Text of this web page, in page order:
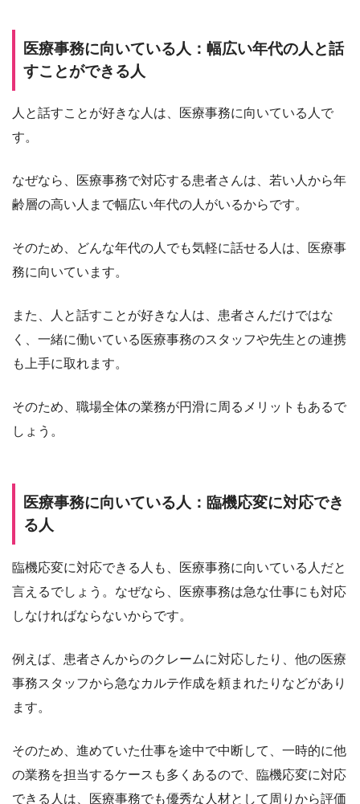
医療事務に向いている人：幅広い年代の人と話
すことができる人
人と話すことが好きな人は、医療事務に向いている人で
す。
なぜなら、医療事務で対応する患者さんは、若い人から年
齢層の高い人まで幅広い年代の人がいるからです。
そのため、どんな年代の人でも気軽に話せる人は、医療事
務に向いています。
また、人と話すことが好きな人は、患者さんだけではな
く、一緒に働いている医療事務のスタッフや先生との連携
も上手に取れます。
そのため、職場全体の業務が円滑に周るメリットもあるで
しょう。
医療事務に向いている人：臨機応変に対応でき
る人
臨機応変に対応できる人も、医療事務に向いている人だと
言えるでしょう。なぜなら、医療事務は急な仕事にも対応
しなければならないからです。
例えば、患者さんからのクレームに対応したり、他の医療
事務スタッフから急なカルテ作成を頼まれたりなどがあり
ます。
そのため、進めていた仕事を途中で中断して、一時的に他
の業務を担当するケースも多くあるので、臨機応変に対応
できる人は、医療事務でも優秀な人材として周りから評価